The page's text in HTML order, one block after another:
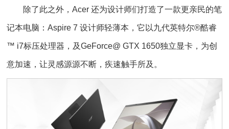
除了此之外，Acer 还为设计师们打造了一款更亲民的笔
记本电脑：Aspire 7 设计师轻薄本，它以九代英特尔®酷睿
™ i7标压处理器，及GeForce@ GTX 1650独立显卡，为创
意加速，让灵感源源不断，疾速触手所及。